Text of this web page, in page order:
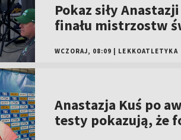
Pokaz siły
finału mistrzostw
WCZORAJ, 08:09 LEKKOATLETYKA
Anastazja Kuś po
testy pokazują, że